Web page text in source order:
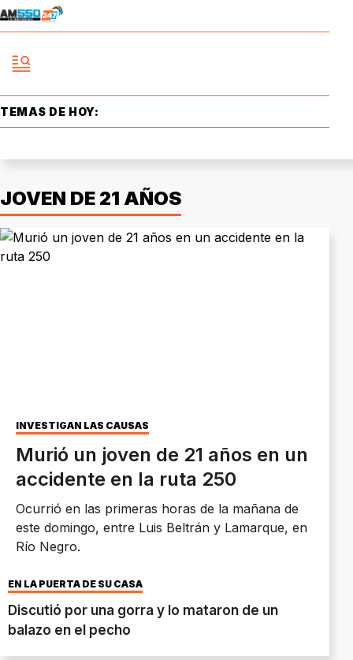
TEMAS DE HOY:
JOVEN DE 21 AÑOS
INVESTIGAN LAS CAUSAS
Murió un joven de 21 años en un
accidente en la ruta 250
Ocurrió en las primeras horas de la mañana de
este domingo, entre Luis Beltrán y Lamarque, en
Río Negro.
EN LA PUERTA DE SU CASA
Discutió por una gorra y lo mataron de un
balazo en el pecho